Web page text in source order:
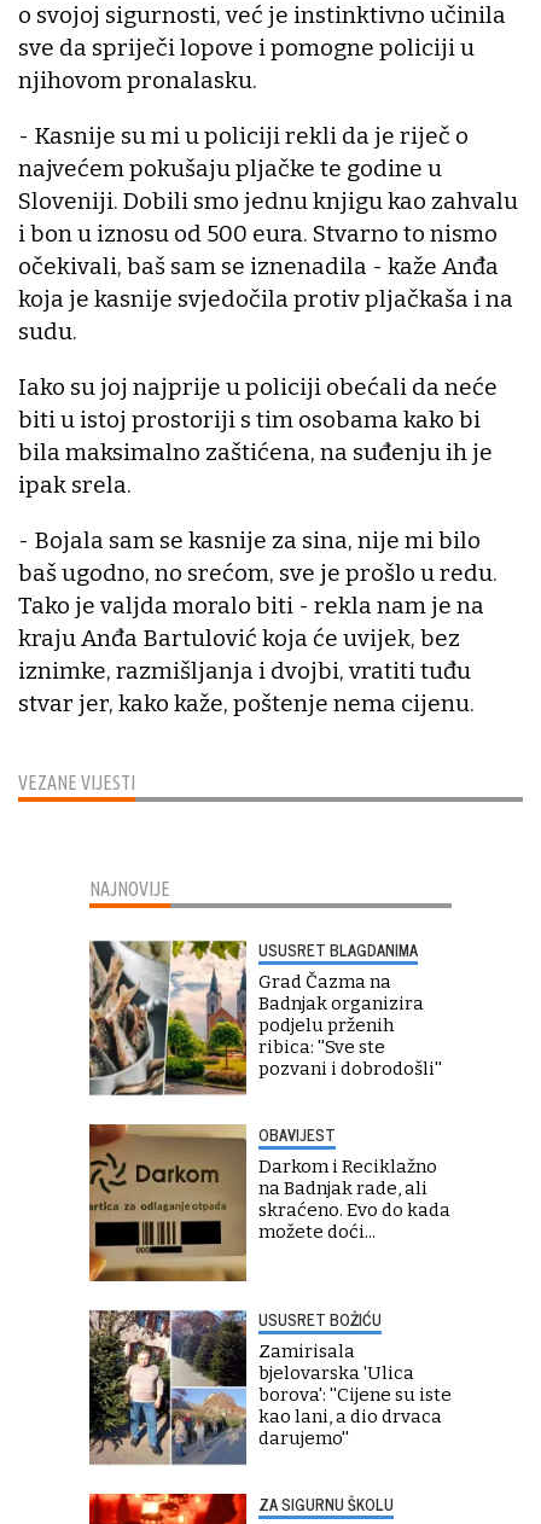
VEZANE VIJESTI
o svojoj sigurnosti, već je instinktivno učinila
sve da spriječi lopove i pomogne policiji u
njihovom pronalasku.
- Kasnije su mi u policiji rekli da je riječ o
najvećem pokušaju pljačke te godine u
Sloveniji. Dobili smo jednu knjigu kao zahvalu
i bon u iznosu od 500 eura. Stvarno to nismo
očekivali, baš sam se iznenadila - kaže Anđa
koja je kasnije svjedočila protiv pljačkaša i na
sudu.
Iako su joj najprije u policiji obećali da neće
biti u istoj prostoriji s tim osobama kako bi
bila maksimalno zaštićena, na suđenju ih je
ipak srela.
- Bojala sam se kasnije za sina, nije mi bilo
baš ugodno, no srećom, sve je prošlo u redu.
Tako je valjda moralo biti - rekla nam je na
kraju Anđa Bartulović koja će uvijek, bez
iznimke, razmišljanja i dvojbi, vratiti tuđu
stvar jer, kako kaže, poštenje nema cijenu.
NAJNOVIJE
USUSRET BLAGDANIMA
Grad Čazma na
Badnjak organizira
podjelu prženih
ribica: ''Sve ste
pozvani i dobrodošli''
OBAVIJEST
Darkom i Reciklažno
na Badnjak rade, ali
skraćeno. Evo do kada
možete doći...
USUSRET BOŽIĆU
Zamirisala
bjelovarska 'Ulica
borova': ''Cijene su iste
kao lani, a dio drvaca
darujemo''
ZA SIGURNU ŠKOLU